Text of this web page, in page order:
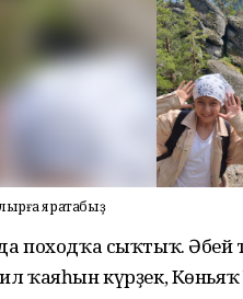
яратабыҙ
походҡа сыҡтыҡ.
ҡаяһын күрҙек,